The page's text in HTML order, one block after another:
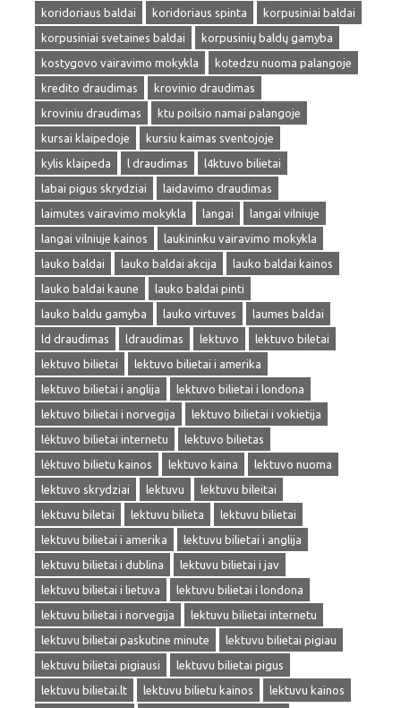
koridoriaus baldai
koridoriaus spinta
korpusiniai baldai
korpusiniai svetaines baldai
korpusinių baldų gamyba
kostygovo vairavimo mokykla
kotedzu nuoma palangoje
kredito draudimas
krovinio draudimas
kroviniu draudimas
ktu poilsio namai palangoje
kursai klaipedoje
kursiu kaimas sventojoje
kylis klaipeda
l draudimas
l4ktuvo bilietai
labai pigus skrydziai
laidavimo draudimas
laimutes vairavimo mokykla
langai
langai vilniuje
langai vilniuje kainos
laukininku vairavimo mokykla
lauko baldai
lauko baldai akcija
lauko baldai kainos
lauko baldai kaune
lauko baldai pinti
lauko baldu gamyba
lauko virtuves
laumes baldai
ld draudimas
ldraudimas lektuvo
lektuvo biletai
lektuvo bilietai
lektuvo bilietai i amerika
lektuvo bilietai i anglija
lektuvo bilietai i londona
lektuvo bilietai i norvegija
lektuvo bilietai i vokietija
lėktuvo bilietai internetu
lektuvo bilietas
lėktuvo bilietu kainos
lektuvo kaina
lektuvo nuoma
lektuvo skrydziai
lektuvu
lektuvu bileitai
lektuvu biletai
lektuvu bilieta
lektuvu bilietai
lektuvu bilietai i amerika
lektuvu bilietai i anglija
lektuvu bilietai i dublina
lektuvu bilietai i jav
lektuvu bilietai i lietuva
lektuvu bilietai i londona
lektuvu bilietai i norvegija
lektuvu bilietai internetu
lektuvu bilietai paskutine minute
lektuvu bilietai pigiau
lektuvu bilietai pigiausi
lektuvu bilietai pigus
lektuvu bilietai.lt
lektuvu bilietu kainos
lektuvu kainos